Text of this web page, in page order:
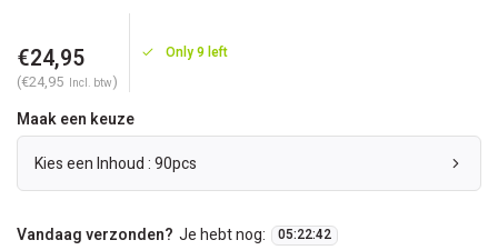
€24,95
(€24,95 Incl. btw)
Only 9 left
Maak een keuze
Kies een Inhoud : 90pcs
Vandaag verzonden? Je hebt nog: 05:22:42